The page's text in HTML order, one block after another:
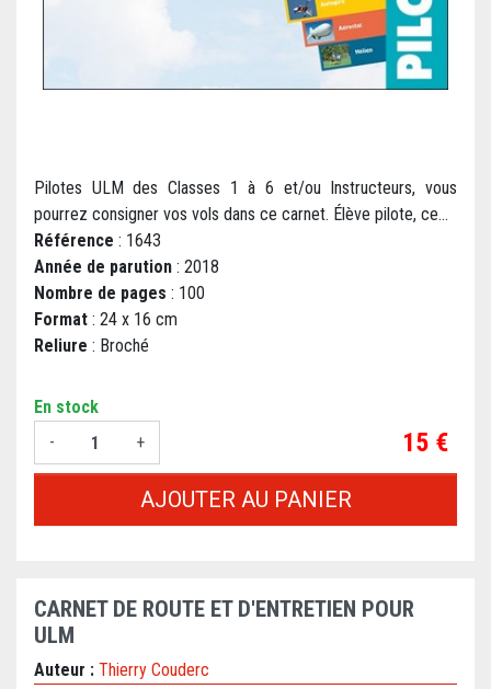
Pilotes ULM des Classes 1 à 6 et/ou Instructeurs, vous
pourrez consigner vos vols dans ce carnet. Élève pilote, ce...
Référence : 1643
Année de parution : 2018
Nombre de pages : 100
Format : 24 x 16 cm
Reliure : Broché
En stock
-
+ Prix
15 €
AJOUTER AU PANIER
CARNET DE ROUTE ET D'ENTRETIEN POUR
ULM
Auteur : Thierry Couderc